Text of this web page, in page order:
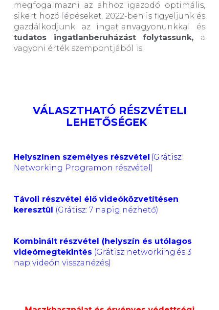
megfogalmazni az ahhoz igazodó optimális,
sikert hozó lépéseket. 2022-ben is figyeljünk és
gazdálkodjunk az ingatlanvagyonunkkal és
tudatos ingatlanberuházást folytassunk, a
vagyoni érték szempontjából is.
VÁLASZTHATÓ RÉSZVÉTELI
LEHETŐSÉGEK
Helyszínen személyes részvétel (Grátisz:
Networking Programon részvétel)
Távoli részvétel élő videóközvetítésen
keresztül (Grátisz: 7 napig nézhető)
Kombinált részvétel (helyszín és utólagos
videómegtekintés (Grátisz: networking és 3
nap videón visszanézés)